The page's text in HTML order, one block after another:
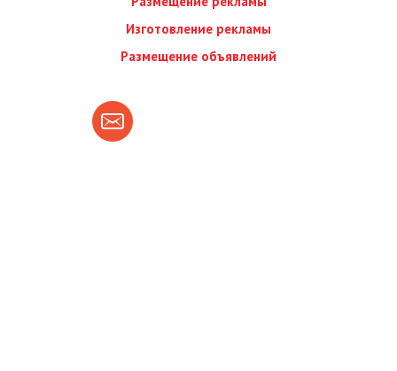
Изготовление рекламы
Размещение объявлений